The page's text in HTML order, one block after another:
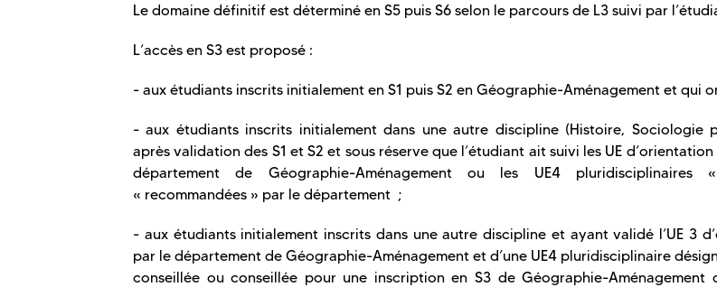
Le domaine définitif est déterminé en S5 puis S6 selon le parcours de L3 suivi par
L’accès en S3 est proposé :
- aux étudiants inscrits initialement en S1 puis S2 en Géographie-Aménagement et qui
- aux étudiants inscrits initialement dans une autre discipline (Histoire, Sociologie
après validation des S1 et S2 et sous réserve que l’étudiant ait suivi les UE
département de Géographie-Aménagement ou les UE4
« recommandées » par le département ;
- aux étudiants initialement inscrits dans une autre discipline et ayant validé l’UE 3
par le département de Géographie-Aménagement et d’une UE4 pluridisciplinaire
conseillée ou conseillée pour une inscription en S3 de Géographie-Aménagement